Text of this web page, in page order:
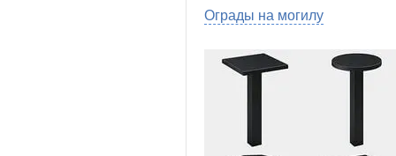
Ограды на могилу